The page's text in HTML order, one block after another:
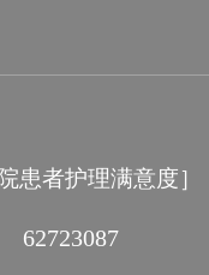
患者护理满意度］
62723087